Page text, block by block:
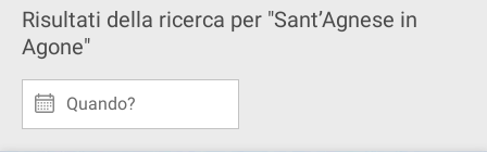
Risultati della ricerca per "Sant’Agnese in
Agone"
Quando?